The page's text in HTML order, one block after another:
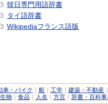
韓日専門用語辞書
タイ語辞書
Wikipediaフランス語版
車・バイク 船 工学 建築・不動産
生物 食品 人名 方言 辞書・百科事